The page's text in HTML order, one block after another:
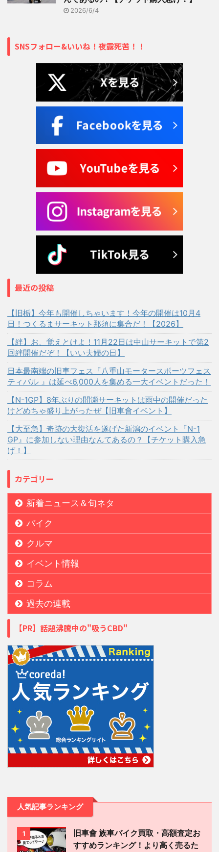
2026/6/4
SNSフォロー&いいね！夜露死苦！！
最近の投稿
【旧栃】今年も開催しちゃいます！今年の開催は10月4
日！つくるまサーキット那須に集合だ！【2026】
【絆】お、覚えとけよ！11月22日は中山サーキットで第2
回絆開催だぞ！【いい夫婦の日】
日本最南端の旧車フェス『八重山モータースポーツフェス
ティバル 』は延べ6,000人を集める一大イベントだった！
【N-1GP】8年ぶりの間瀬サーキットは雨中の開催だった
けどめちゃ盛り上がったぜ【旧車會イベント】
【大至急】奇跡の大復活を遂げた新潟のイベント『N-1
GP』に参加しない理由なんてあるの？【チケット購入急
げ！】
カテゴリー
新着ニュース＆旬ネタ
バイク
クルマ
イベント情報
コラム
過去の連載
【PR】話題沸騰中の"吸うCBD"
人気記事ランキング
1
旧車會 族車バイク買取・高額査定お
すすめランキング！より高く売るた